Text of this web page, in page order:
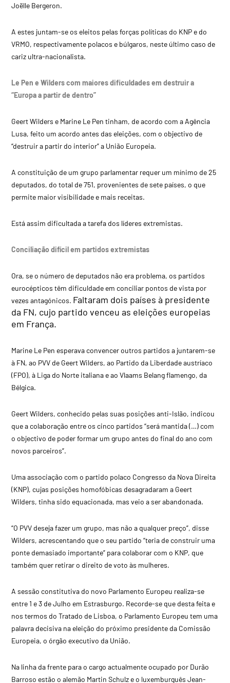
Joëlle Bergeron.
A estes juntam-se os eleitos pelas forças políticas do KNP e do
VRMO, respectivamente polacos e búlgaros, neste último caso de
cariz ultra-nacionalista.
Le Pen e Wilders com maiores dificuldades em destruir a
“Europa a partir de dentro”
Geert Wilders e Marine Le Pen tinham, de acordo com a Agência
Lusa, feito um acordo antes das eleições, com o objectivo de
“destruir a partir do interior” a União Europeia.
A constituição de um grupo parlamentar requer um mínimo de 25
deputados, do total de 751, provenientes de sete países, o que
permite maior visibilidade e mais receitas.
Está assim dificultada a tarefa dos líderes extremistas.
Conciliação difícil em partidos extremistas
Ora, se o número de deputados não era problema, os partidos
eurocépticos têm dificuldade em conciliar pontos de vista por
vezes antagónicos. Faltaram dois países à presidente
da FN, cujo partido venceu as eleições europeias
em França.
Marine Le Pen esperava convencer outros partidos a juntarem-se
à FN, ao PVV de Geert Wilders, ao Partido da Liberdade austríaco
(FPO), à Liga do Norte italiana e ao Vlaams Belang flamengo, da
Bélgica.
Geert Wilders, conhecido pelas suas posições anti-Islão, indicou
que a colaboração entre os cinco partidos “será mantida (…) com
o objectivo de poder formar um grupo antes do final do ano com
novos parceiros”.
Uma associação com o partido polaco Congresso da Nova Direita
(KNP), cujas posições homofóbicas desagradaram a Geert
Wilders, tinha sido equacionada, mas veio a ser abandonada.
“O PVV deseja fazer um grupo, mas não a qualquer preço”, disse
Wilders, acrescentando que o seu partido “teria de construir uma
ponte demasiado importante” para colaborar com o KNP, que
também quer retirar o direito de voto às mulheres.
A sessão constitutiva do novo Parlamento Europeu realiza-se
entre 1 e 3 de Julho em Estrasburgo. Recorde-se que desta feita e
nos termos do Tratado de Lisboa, o Parlamento Europeu tem uma
palavra decisiva na eleição do próximo presidente da Comissão
Europeia, o órgão executivo da União.
Na linha da frente para o cargo actualmente ocupado por Durão
Barroso estão o alemão Martin Schulz e o luxemburguês Jean-